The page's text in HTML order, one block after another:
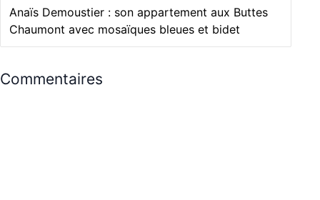
Anaïs Demoustier : son appartement aux Buttes
Chaumont avec mosaïques bleues et bidet
Commentaires